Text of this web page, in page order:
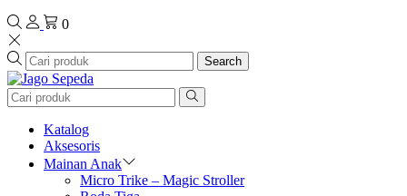
0
Search
Katalog
Aksesoris
Mainan Anak
Micro Trike – Magic Stroller